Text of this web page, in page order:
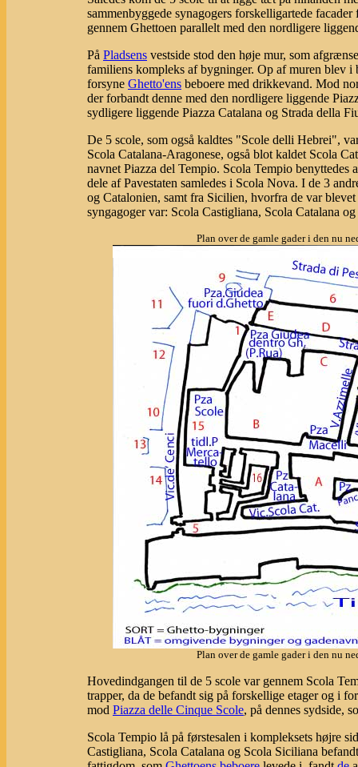
sammenbyggede synagogers forskelligartede
gennem Ghettoen parallelt med den nordligere
På Pladsens vestside stod den høje mur, som
familiens kompleks af bygninger. Op af muren blev
forsyne Ghetto'ens beboere med drikkevand. Mod
der forbandt denne med den nordligere liggende
sydligere liggende Piazza Catalana og Strada della
De 5 scole, som også kaldtes "Scole delli Hebrei",
Scola Catalana-Aragonese, også blot kaldet Scola
navnet Piazza del Tempio. Scola Tempio benyttedes
dele af Pavestaten samledes i Scola Nova. I de 3
og Catalonien, samt fra Sicilien, hvorfra de var
syngagoger var: Scola Castigliana, Scola Catalana
Plan over de gamle gader i den nu
Plan over de gamle gader i den nu
Hovedindgangen til de 5 scole var gennem Scola
trapper, da de befandt sig på forskellige etager og i
mod Piazza delle Cinque Scole, på dennes sydside,
Scola Tempio lå på førstesalen i kompleksets højre
Castigliana, Scola Catalana og Scola Siciliana